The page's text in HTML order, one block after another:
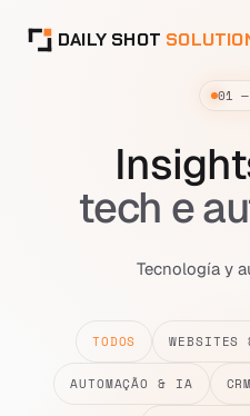
DAILY SHOT
01
tech e
Tecnología y
TODOS WEBSITES
AUTOMAÇÃO & IA